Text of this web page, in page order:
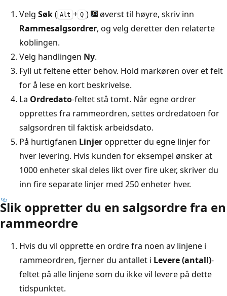
Velg Søk( Alt + Q )
øverst til høyre, skriv inn
Rammesalgsordrer, og velg deretter den relaterte
koblingen.
Velg handlingen Ny.
Fyll ut feltene etter behov. Hold markøren over et felt
for å lese en kort beskrivelse.
La Ordredato-feltet stå tomt. Når egne ordrer
opprettes fra rammeordren, settes ordredatoen for
salgsordren til faktisk arbeidsdato.
På hurtigfanen Linjeroppretter du egne linjer for
hver levering. Hvis kunden for eksempel ønsker at
1000 enheter skal deles likt over fire uker, skriver du
inn fire separate linjer med 250 enheter hver.
Slik oppretter du en salgsordre fra en
rammeordre
Hvis du vil opprette en ordre fra noen av linjene i
rammeordren, fjerner du antallet i Levere (antall)-
feltet på alle linjene som du ikke vil levere på dette
tidspunktet.